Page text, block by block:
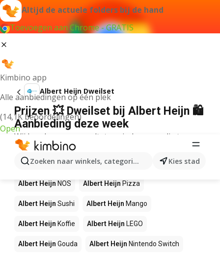
Altijd de actuele folders bij de hand
Toevoegen aan Chrome - GRATIS
Kimbino app
Alle aanbiedingen op één plek
(14,1K beoordelingen)
Open
Zoeken naar winkels, categorieën, producten...
Kies stad
Albert Heijn Dweilset
Prijzen 💥 Dweilset bij Albert Heijn 🛍️
Aanbieding deze week
Wij konden geen resultaten vinden voor die term.
Andere producten in winkels Albert
Heijn
Albert Heijn NOS Albert Heijn Pizza
Albert Heijn Sushi Albert Heijn Mango
Albert Heijn Koffie Albert Heijn LEGO
Albert Heijn Gouda Albert Heijn Nintendo Switch